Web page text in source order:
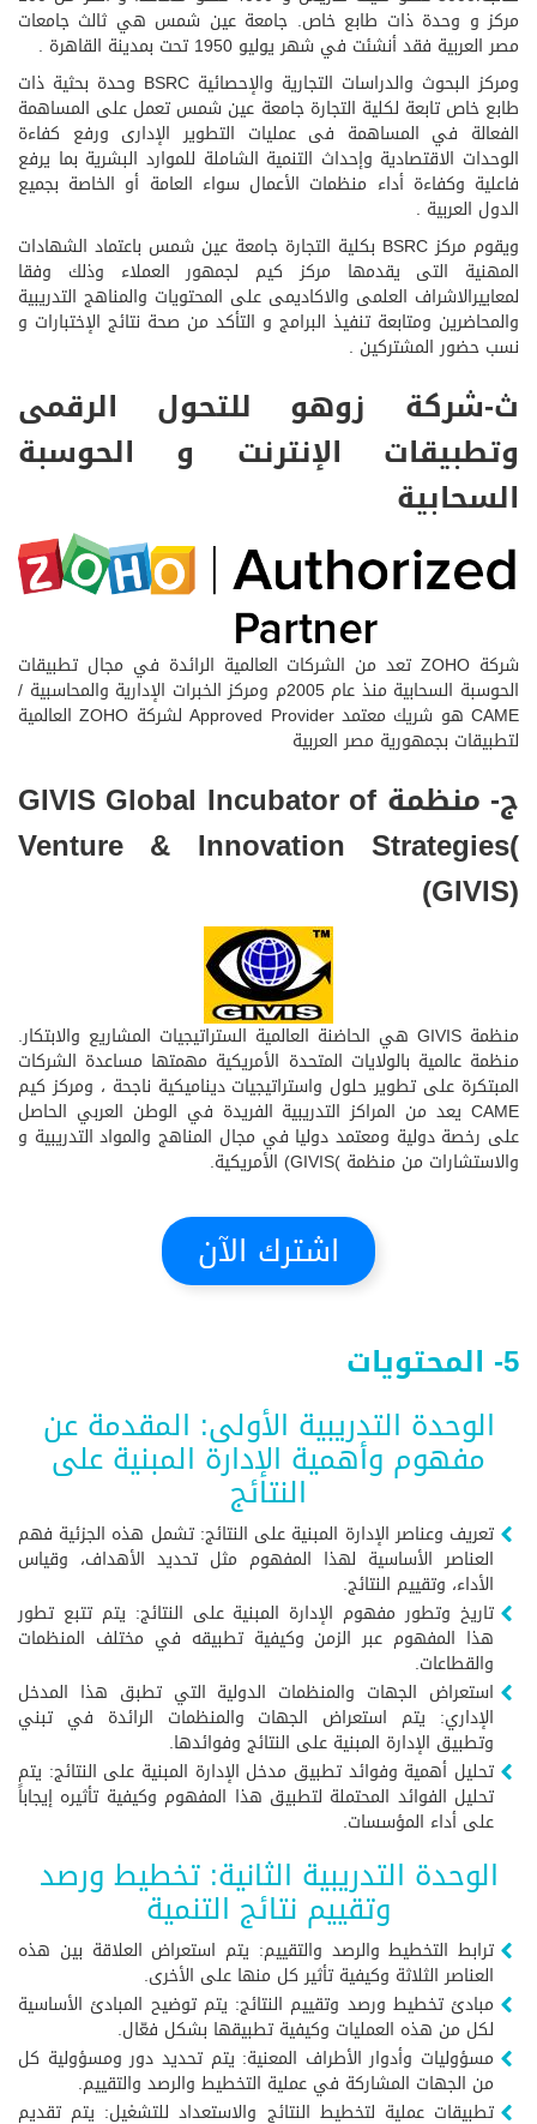
مركز و وحدة ذات طابع خاص. جامعة عين شمس هي ثالث جامعات
مصر العربية فقد أنشئت في شهر يوليو 1950 تحت بمدينة القاهرة .
ومركز البحوث والدراسات التجارية والإحصائية BSRC وحدة بحثية ذات
طابع خاص تابعة لكلية التجارة جامعة عين شمس تعمل على المساهمة
الفعالة في المساهمة فى عمليات التطوير الإدارى ورفع كفاءة
الوحدات الاقتصادية وإحداث التنمية الشاملة للموارد البشرية بما يرفع
فاعلية وكفاءة أداء منظمات الأعمال سواء العامة أو الخاصة بجميع
الدول العربية .
ويقوم مركز BSRC بكلية التجارة جامعة عين شمس باعتماد الشهادات
المهنية التى يقدمها مركز كيم لجمهور العملاء وذلك وفقا
لمعاييرالاشراف العلمى والاكاديمى على المحتويات والمناهج التدريبية
والمحاضرين ومتابعة تنفيذ البرامج و التأكد من صحة نتائج الإختبارات و
نسب حضور المشتركين .
ث-شركة زوهو للتحول الرقمى
وتطبيقات الإنترنت و الحوسبة
السحابية
شركة ZOHO تعد من الشركات العالمية الرائدة في مجال تطبيقات
الحوسبة السحابية منذ عام 2005م ومركز الخبرات الإدارية والمحاسبية /
CAME هو شريك معتمد Approved Provider لشركة ZOHO العالمية
لتطبيقات بجمهورية مصر العربية
ج- منظمة GIVIS Global Incubator of
Venture & Innovation Strategies(
(GIVIS)
منظمة GIVIS هي الحاضنة العالمية الستراتيجيات المشاريع والابتكار.
منظمة عالمية بالولايات المتحدة الأمريكية مهمتها مساعدة الشركات
المبتكرة على تطوير حلول واستراتيجيات ديناميكية ناجحة ، ومركز كيم
CAME يعد من المراكز التدريبية الفريدة في الوطن العربي الحاصل
على رخصة دولية ومعتمد دوليا في مجال المناهج والمواد التدريبية و
والاستشارات من منظمة )GIVIS) الأمريكية.
اشترك الآن
5- المحتويات
الوحدة التدريبية الأولى: المقدمة عن
مفهوم وأهمية الإدارة المبنية على
النتائج
تعريف وعناصر الإدارة المبنية على النتائج: تشمل هذه الجزئية فهم
العناصر الأساسية لهذا المفهوم مثل تحديد الأهداف، وقياس
الأداء، وتقييم النتائج.
تاريخ وتطور مفهوم الإدارة المبنية على النتائج: يتم تتبع تطور
هذا المفهوم عبر الزمن وكيفية تطبيقه في مختلف المنظمات
والقطاعات.
استعراض الجهات والمنظمات الدولية التي تطبق هذا المدخل
الإداري: يتم استعراض الجهات والمنظمات الرائدة في تبني
وتطبيق الإدارة المبنية على النتائج وفوائدها.
تحليل أهمية وفوائد تطبيق مدخل الإدارة المبنية على النتائج: يتم
تحليل الفوائد المحتملة لتطبيق هذا المفهوم وكيفية تأثيره إيجاباً
على أداء المؤسسات.
الوحدة التدريبية الثانية: تخطيط ورصد
وتقييم نتائج التنمية
ترابط التخطيط والرصد والتقييم: يتم استعراض العلاقة بين هذه
العناصر الثلاثة وكيفية تأثير كل منها على الأخرى.
مبادئ تخطيط ورصد وتقييم النتائج: يتم توضيح المبادئ الأساسية
لكل من هذه العمليات وكيفية تطبيقها بشكل فعّال.
مسؤوليات وأدوار الأطراف المعنية: يتم تحديد دور ومسؤولية كل
من الجهات المشاركة في عملية التخطيط والرصد والتقييم.
تطبيقات عملية لتخطيط النتائج والاستعداد للتشغيل: يتم تقديم